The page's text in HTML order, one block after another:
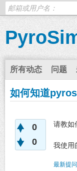
所有动态 问题
如何知道
0
0
请教如
我使用
最新提问